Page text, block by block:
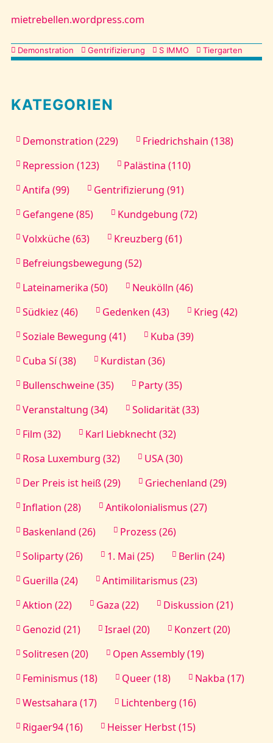
mietrebellen.wordpress.com
Kategorien
Demonstration Gentrifizierung S IMMO Tiergarten
KATEGORIEN
Demonstration (229)
Friedrichshain (138)
Repression (123)
Palästina (110)
Antifa (99)
Gentrifizierung (91)
Gefangene (85)
Kundgebung (72)
Volxküche (63)
Kreuzberg (61)
Befreiungsbewegung (52)
Lateinamerika (50)
Neukölln (46)
Südkiez (46)
Gedenken (43)
Krieg (42)
Soziale Bewegung (41)
Kuba (39)
Cuba Sí (38)
Kurdistan (36)
Bullenschweine (35)
Party (35)
Veranstaltung (34)
Solidarität (33)
Film (32)
Karl Liebknecht (32)
Rosa Luxemburg (32)
USA (30)
Der Preis ist heiß (29)
Griechenland (29)
Inflation (28)
Antikolonialismus (27)
Baskenland (26)
Prozess (26)
Soliparty (26)
1. Mai (25)
Berlin (24)
Guerilla (24)
Antimilitarismus (23)
Aktion (22)
Gaza (22)
Diskussion (21)
Genozid (21)
Israel (20)
Konzert (20)
Solitresen (20)
Open Assembly (19)
Feminismus (18)
Queer (18)
Nakba (17)
Westsahara (17)
Lichtenberg (16)
Rigaer94 (16)
Heisser Herbst (15)